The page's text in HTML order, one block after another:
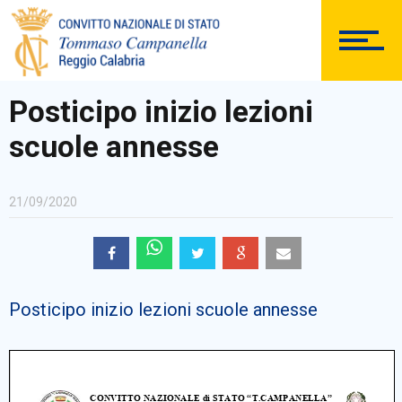
SEGRETERIA
Posticipo inizio lezioni
scuole annesse
21/09/2020
Posticipo inizio lezioni scuole annesse